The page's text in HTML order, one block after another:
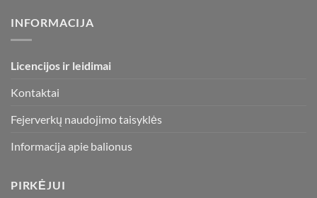
INFORMACIJA
Licencijos ir leidimai
Kontaktai
Fejerverkų naudojimo taisyklės
Informacija apie balionus
PIRKĖJUI